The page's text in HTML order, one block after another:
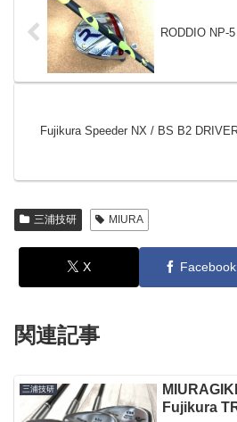
RODDIO NP-
Fujikura Speeder NX / BS B2
三浦技研 MIURA
X Facebook
関連記事
三浦技研
Fujikura